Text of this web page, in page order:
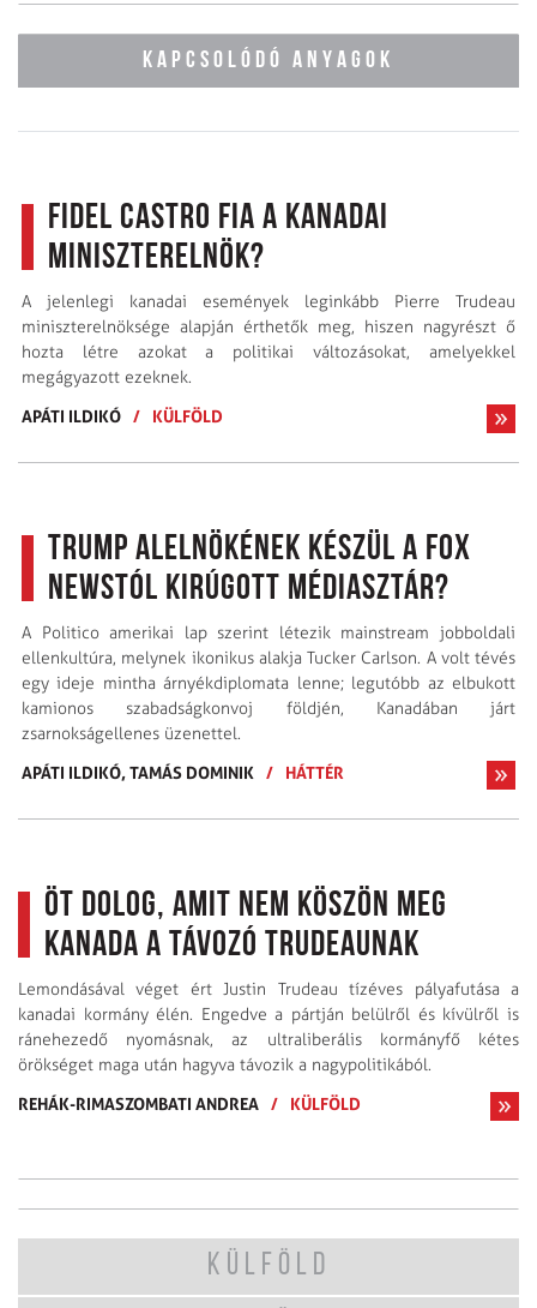
KAPCSOLÓDÓ ANYAGOK
Fidel Castro fia a kanadai
miniszterelnök?
A jelenlegi kanadai események leginkább Pierre Trudeau
miniszterelnöksége alapján érthetők meg, hiszen nagyrészt ő
hozta létre azokat a politikai változásokat, amelyekkel
megágyazott ezeknek.
APÁTI ILDIKÓ / KÜLFÖLD
Trump alelnökének készül a Fox
Newstól kirúgott médiasztár?
A Politico amerikai lap szerint létezik mainstream jobboldali
ellenkultúra, melynek ikonikus alakja Tucker Carlson. A volt tévés
egy ideje mintha árnyékdiplomata lenne; legutóbb az elbukott
kamionos szabadságkonvoj földjén, Kanadában járt
zsarnokságellenes üzenettel.
APÁTI ILDIKÓ,TAMÁS DOMINIK / HÁTTÉR
Öt dolog, amit nem köszön meg
Kanada a távozó Trudeaunak
Lemondásával véget ért Justin Trudeau tíz­éves pályafutása a
kanadai kormány élén. Engedve a pártján belülről és kívülről is
ránehezedő nyomásnak, az ultraliberális kormányfő kétes
örökséget maga után hagyva távozik a nagypolitikából.
REHÁK-RIMASZOMBATI ANDREA / KÜLFÖLD
KÜLFÖLD